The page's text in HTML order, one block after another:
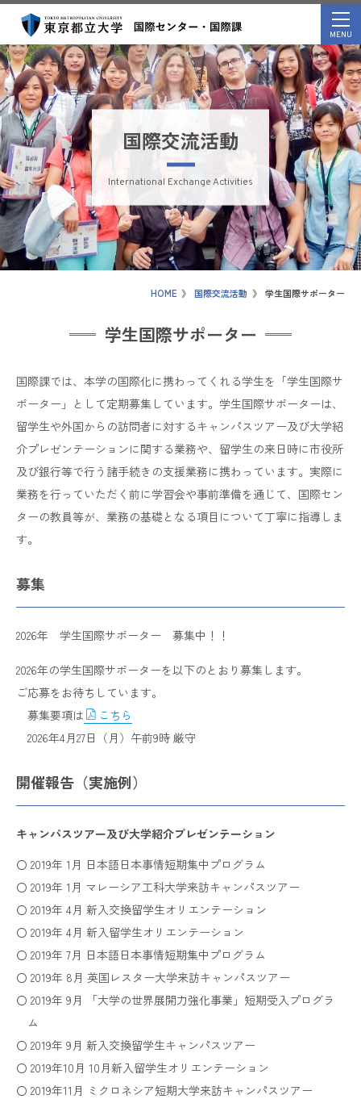
MENU
国際交流活動
International Exchange Activities
HOME 》 国際交流活動 》 学生国際サポーター
学生国際サポーター
国際課では、本学の国際化に携わってくれる学生を「学生国際サ
ポーター」として定期募集しています。学生国際サポーターは、
留学生や外国からの訪問者に対するキャンパスツアー及び大学紹
介プレゼンテーションに関する業務や、留学生の来日時に市役所
及び銀行等で行う諸手続きの支援業務に携わっています。実際に
業務を行っていただく前に学習会や事前準備を通じて、国際セン
ターの教員等が、業務の基礎となる項目について丁寧に指導しま
す。
募集
2026年 学生国際サポーター 募集中！！
2026年の学生国際サポーターを以下のとおり募集します。
ご応募をお待ちしています。
募集要項は
こちら
2026年4月27日（月）午前9時 厳守
開催報告（実施例）
キャンパスツアー及び大学紹介プレゼンテーション
〇 2019年 1月 日本語日本事情短期集中プログラム
〇 2019年 1月 マレーシア工科大学来訪キャンパスツアー
〇 2019年 4月 新入交換留学生オリエンテーション
〇 2019年 4月 新入留学生オリエンテーション
〇 2019年 7月 日本語日本事情短期集中プログラム
〇 2019年 8月 英国レスター大学来訪キャンパスツアー
〇 2019年 9月 「大学の世界展開力強化事業」短期受入プログラ
ム
〇 2019年 9月 新入交換留学生キャンパスツアー
〇 2019年10月 10月新入留学生オリエンテーション
〇 2019年11月 ミクロネシア短期大学来訪キャンパスツアー